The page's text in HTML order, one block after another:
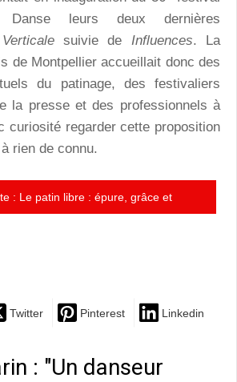
Danse leurs deux dernières
Verticalesuivie de Influences. La
de Montpellier accueillait donc des
du patinage, des festivaliers
la presse et des professionnels à
curiosité regarder cette proposition
rien de connu.
: Le patin libre : épure, grâce et
Twitter Pinterest Linkedin
: "Un danseur